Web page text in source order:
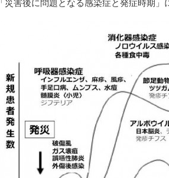
「災害後に問題となる感染症と発症時期